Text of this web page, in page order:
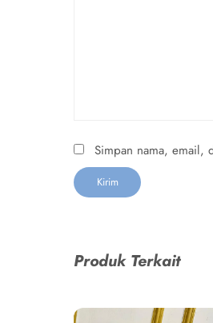
Simpan nama, email,
Produk Terkait